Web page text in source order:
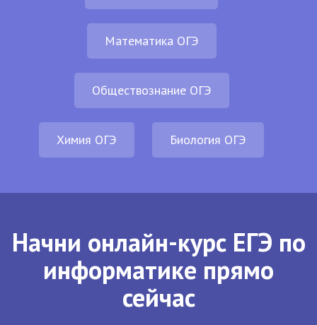
Математика ОГЭ
Обществознание ОГЭ
Химия ОГЭ Биология ОГЭ
Начни онлайн-курс ЕГЭ по
информатике прямо
сейчас